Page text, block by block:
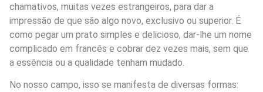
chamativos, muitas vezes estrangeiros, para dar a
impressão de que são algo novo, exclusivo ou superior. É
como pegar um prato simples e delicioso, dar-lhe um nome
complicado em francês e cobrar dez vezes mais, sem que
a essência ou a qualidade tenham mudado.
No nosso campo, isso se manifesta de diversas formas: